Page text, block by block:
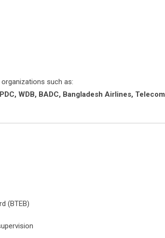
such as:
WDB, BADC, Bangladesh Airlines, Telecom
(BTEB)